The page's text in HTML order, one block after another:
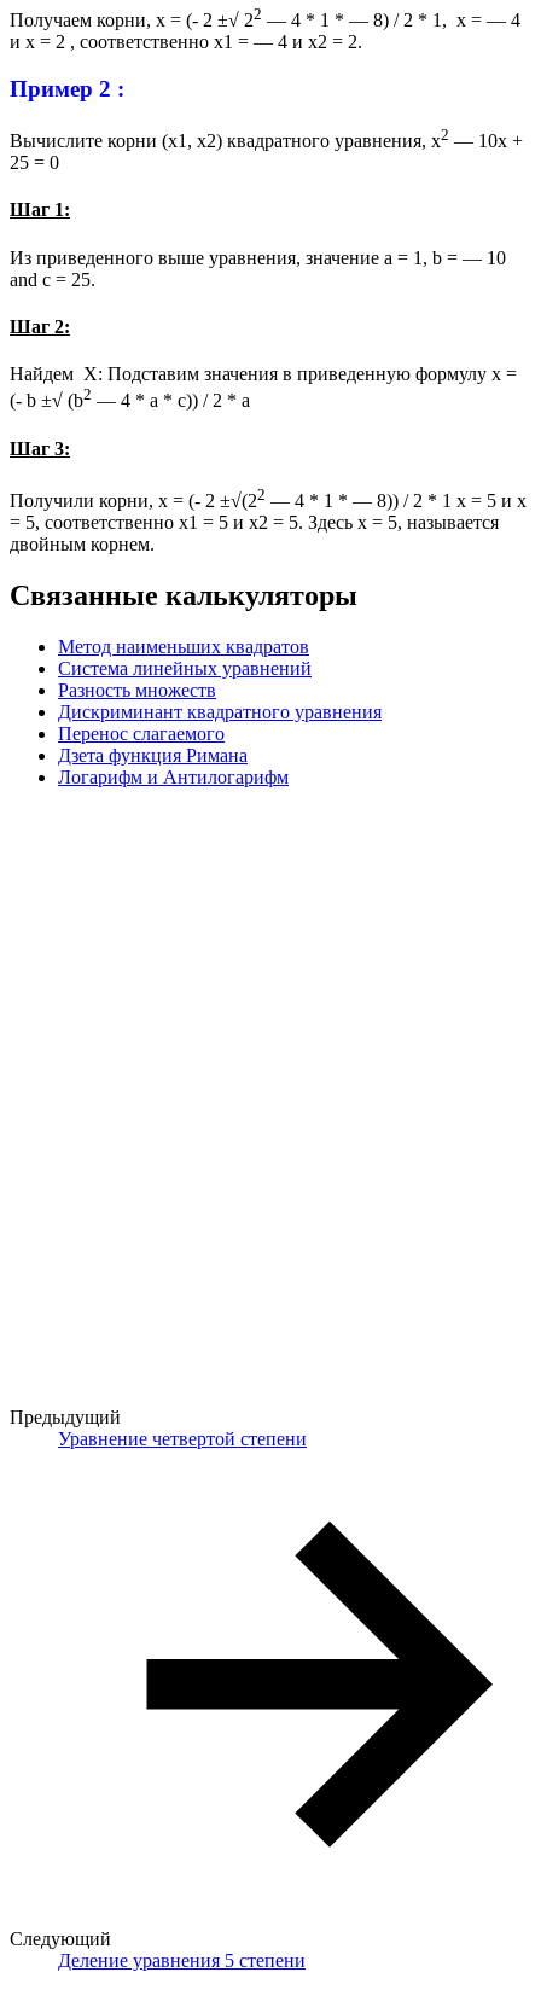
Получаем корни, x = (- 2 ±√ 22 — 4 * 1 * — 8) / 2 * 1, x = — 4
и x = 2 , соответственно x1 = — 4 и x2 = 2.
Пример 2 :
Вычислите корни (x1, x2) квадратного уравнения, x2 — 10x +
25 = 0
Шаг 1:
Из приведенного выше уравнения, значение a = 1, b = — 10
and c = 25.
Шаг 2:
Найдем X: Подставим значения в приведенную формулу x =
(- b ±√ (b2 — 4 * a * c)) / 2 * a
Шаг 3:
Получили корни, x = (- 2 ±√(22 — 4 * 1 * — 8)) / 2 * 1 x = 5 и x
= 5, соответственно x1 = 5 и x2 = 5. Здесь х = 5, называется
двойным корнем.
Связанные калькуляторы
Метод наименьших квадратов
Система линейных уравнений
Разность множеств
Дискриминант квадратного уравнения
Перенос слагаемого
Дзета функция Римана
Логарифм и Антилогарифм
Предыдущий
Уравнение четвертой степени
Следующий
Деление уравнения 5 степени